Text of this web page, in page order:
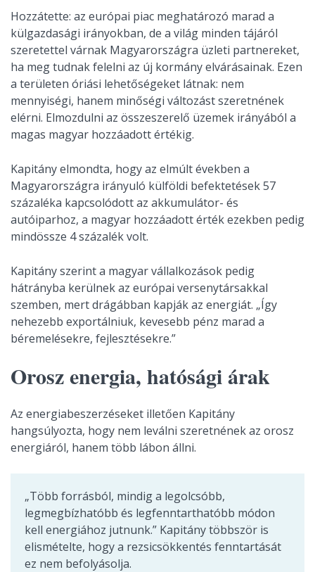
Hozzátette: az európai piac meghatározó marad a
külgazdasági irányokban, de a világ minden tájáról
szeretettel várnak Magyarországra üzleti partnereket,
ha meg tudnak felelni az új kormány elvárásainak. Ezen
a területen óriási lehetőségeket látnak: nem
mennyiségi, hanem minőségi változást szeretnének
elérni. Elmozdulni az összeszerelő üzemek irányából a
magas magyar hozzáadott értékig.
Kapitány elmondta, hogy az elmúlt években a
Magyarországra irányuló külföldi befektetések 57
százaléka kapcsolódott az akkumulátor- és
autóiparhoz, a magyar hozzáadott érték ezekben pedig
mindössze 4 százalék volt.
Kapitány szerint a magyar vállalkozások pedig
hátrányba kerülnek az európai versenytársakkal
szemben, mert drágábban kapják az energiát. „Így
nehezebb exportálniuk, kevesebb pénz marad a
béremelésekre, fejlesztésekre.”
Orosz energia, hatósági árak
Az energiabeszerzéseket illetően Kapitány
hangsúlyozta, hogy nem leválni szeretnének az orosz
energiáról, hanem több lábon állni.
„Több forrásból, mindig a legolcsóbb,
legmegbízhatóbb és legfenntarthatóbb módon
kell energiához jutnunk.” Kapitány többször is
elismételte, hogy a rezsicsökkentés fenntartását
ez nem befolyásolja.